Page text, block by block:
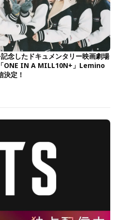
念したドキュメンタリー映画劇場
ONE IN A MILL10N+」Lemino
決定！